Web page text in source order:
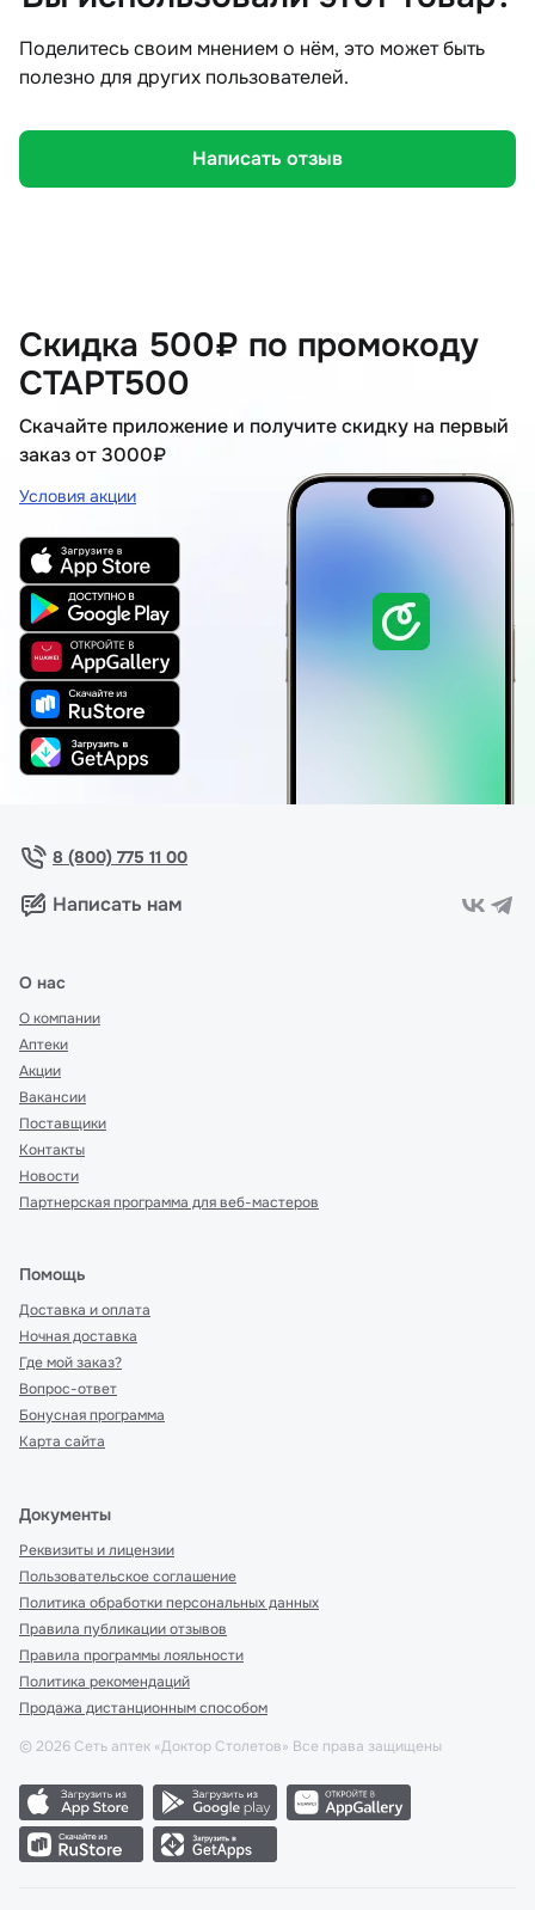
Поделитесь своим мнением о нём, это может быть
полезно для других пользователей.
Написать отзыв
Скидка 500₽ по промокоду
СТАРТ500
Скачайте приложение и получите скидку на первый
заказ от 3000₽
Условия акции
8 (800) 775 11 00
Написать нам
О нас
О компании
Аптеки
Акции
Вакансии
Поставщики
Контакты
Новости
Партнерская программа для веб-мастеров
Помощь
Доставка и оплата
Ночная доставка
Где мой заказ?
Вопрос-ответ
Бонусная программа
Карта сайта
Документы
Реквизиты и лицензии
Пользовательское соглашение
Политика обработки персональных данных
Правила публикации отзывов
Правила программы лояльности
Политика рекомендаций
Продажа дистанционным способом
© 2026 Сеть аптек «Доктор Столетов» Все права защищены